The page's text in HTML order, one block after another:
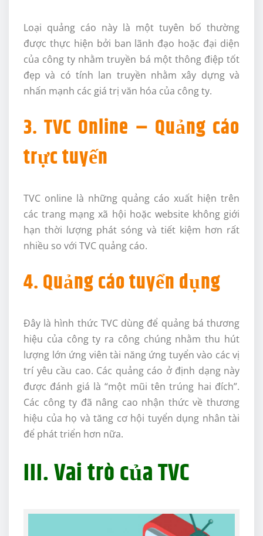
Loại quảng cáo này là một tuyên bố thường
được thực hiện bởi ban lãnh đạo hoặc đại diện
của công ty nhằm truyền bá một thông điệp tốt
đẹp và có tính lan truyền nhằm xây dựng và
nhấn mạnh các giá trị văn hóa của công ty.
3. TVC Online – Quảng cáo
trực tuyến
TVC online là những quảng cáo xuất hiện trên
các trang mạng xã hội hoặc website không giới
hạn thời lượng phát sóng và tiết kiệm hơn rất
nhiều so với TVC quảng cáo.
4. Quảng cáo tuyển dụng
Đây là hình thức TVC dùng để quảng bá thương
hiệu của công ty ra công chúng nhằm thu hút
lượng lớn ứng viên tài năng ứng tuyển vào các vị
trí yêu cầu cao. Các quảng cáo ở định dạng này
được đánh giá là “một mũi tên trúng hai đích”.
Các công ty đã nâng cao nhận thức về thương
hiệu của họ và tăng cơ hội tuyển dụng nhân tài
để phát triển hơn nữa.
III. Vai trò của TVC